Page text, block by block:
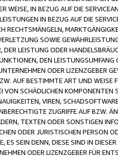
WEISE, IN BEZUG AUF DIE
IN BEZUG AUF DIE
RECHTSMÄNGELN,
SOWIE
DER LEISTUNG ODER
DEN
ODER LIZENZGEBER
AUF BESTIMMTE ART UND
VON SCHÄDLICHEN
VIREN,
ZUGRIFFE AUF BZW.
TEXTEN ODER SONSTIGEN
ODER JURISTISCHEN PERSON
ES SEIN DENN, DIESE SIND IN
ODER LIZENZGEBER FÜR